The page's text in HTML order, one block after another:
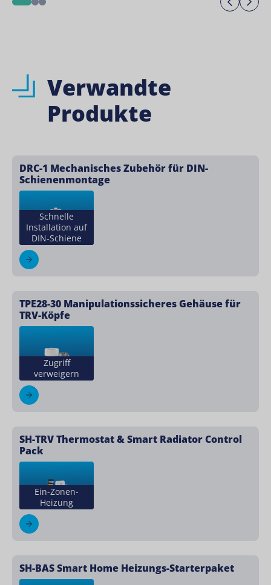
12
Verwandte
Produkte
DRC-1 Mechanisches Zubehör für DIN-
Schienenmontage
Schnelle
Installation auf
DIN-Schiene
TPE28-30 Manipulationssicheres Gehäuse für
TRV-Köpfe
Zugriff
verweigern
SH-TRV Thermostat & Smart Radiator Control
Pack
Ein-Zonen-
Heizung
SH-BAS Smart Home Heizungs-Starterpaket